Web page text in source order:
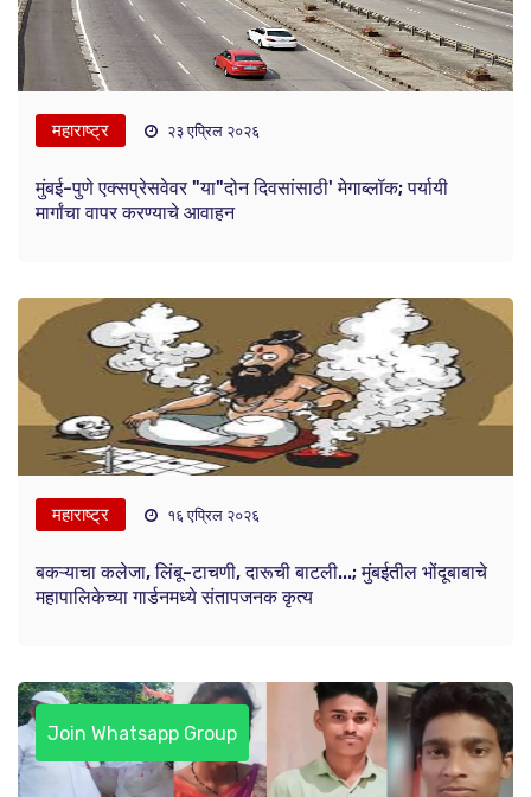
महाराष्ट्र २३ एप्रिल २०२६
मुंबई-पुणे एक्सप्रेसवेवर "या"दोन दिवसांसाठी' मेगाब्लॉक; पर्यायी
मार्गांचा वापर करण्याचे आवाहन
महाराष्ट्र १६ एप्रिल २०२६
बकऱ्याचा कलेजा, लिंबू-टाचणी, दारूची बाटली...; मुंबईतील भोंदूबाबाचे
महापालिकेच्या गार्डनमध्ये संतापजनक कृत्य
Join Whatsapp Group